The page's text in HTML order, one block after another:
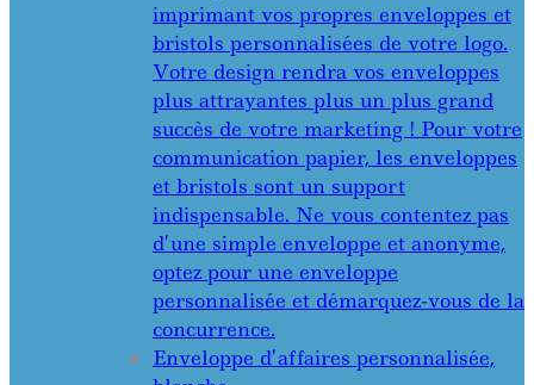
imprimant vos propres enveloppes et
bristols personnalisées de votre logo.
Votre design rendra vos enveloppes
plus attrayantes plus un plus grand
succès de votre marketing ! Pour votre
communication papier, les enveloppes
et bristols sont un support
indispensable. Ne vous contentez pas
d’une simple enveloppe et anonyme,
optez pour une enveloppe
personnalisée et démarquez-vous de la
concurrence.
Enveloppe d’affaires personnalisée,